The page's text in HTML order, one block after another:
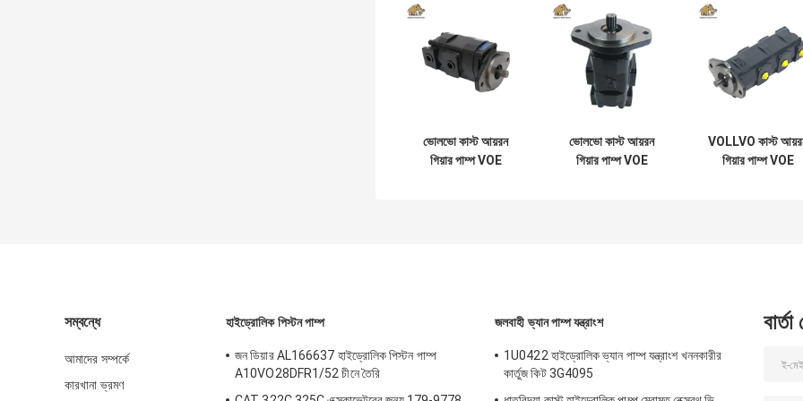
ভোলভো কাস্ট আয়রন
গিয়ার পাম্প VOE
ভোলভো কাস্ট আয়রন
গিয়ার পাম্প VOE
VOLLVO কাস্ট
গিয়ার পাম্প VOE
সম্বন্ধে
আমাদের সম্পর্কে
কারখানা ভ্রমণ
হাইড্রোলিক পিস্টন পাম্প
জন ডিয়ার AL166637 হাইড্রোলিক পিস্টন পাম্প
A10VO28DFR1/52 চীনে তৈরি
জলবাহী ভ্যান পাম্প যন্ত্রাংশ
1U0422 হাইড্রোলিক ভ্যান পাম্প যন্ত্রাংশ খননকারীর
কার্তুজ কিট 3G4095
বার্তা